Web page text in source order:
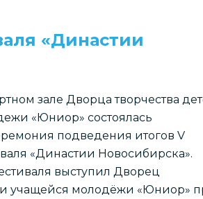
«Династии
зале Дворца творчества
«Юниор» состоялась
подведения итогов V
«Династии Новосибирска».
выступил Дворец
и учащейся молодёжи «Юниор»